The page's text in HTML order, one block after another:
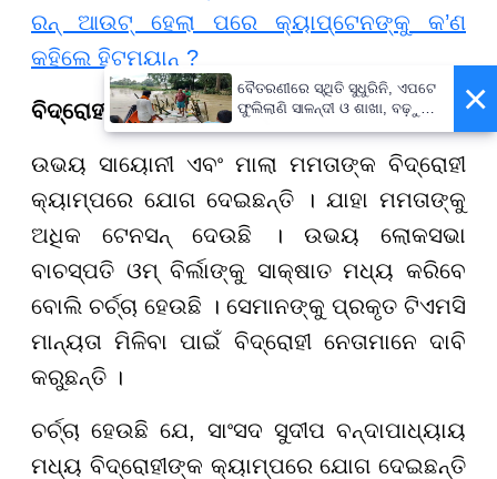
ରନ୍ ଆଉଟ୍ ହେଲା ପରେ କ୍ୟାପ୍ଟେନଙ୍କୁ କ’ଣ
କହିଲେ ହିଟମ୍ୟାନ୍ ?
ବିଦ୍ରୋହୀ ଟିମରେ ଦୁଇ ନେତ୍ରୀ
ଉଭୟ ସାୟୋନୀ ଏବଂ ମାଲା ମମତାଙ୍କ ବିଦ୍ରୋହୀ
କ୍ୟାମ୍ପରେ ଯୋଗ ଦେଇଛନ୍ତି । ଯାହା ମମତାଙ୍କୁ
ଅଧିକ ଟେନସନ୍ ଦେଉଛି । ଉଭୟ ଲୋକସଭା
ବାଚସ୍ପତି ଓମ୍ ବିର୍ଲାଙ୍କୁ ସାକ୍ଷାତ ମଧ୍ୟ କରିବେ
ବୋଲି ଚର୍ଚ୍ଚା ହେଉଛି । ସେମାନଙ୍କୁ ପ୍ରକୃତ ଟିଏମସି
ମାନ୍ୟତା ମିଳିବା ପାଇଁ ବିଦ୍ରୋହୀ ନେତାମାନେ ଦାବି
କରୁଛନ୍ତି ।
ଚର୍ଚ୍ଚା ହେଉଛି ଯେ, ସାଂସଦ ସୁଦୀପ ବନ୍ଦାପାଧ୍ୟାୟ
ମଧ୍ୟ ବିଦ୍ରୋହୀଙ୍କ କ୍ୟାମ୍ପରେ ଯୋଗ ଦେଇଛନ୍ତି
×
ବୈତରଣୀରେ ସ୍ଥିତି ସୁଧୁରିନି, ଏପଟେ
ଫୁଲିଲାଣି ସାଳନ୍ଦୀ ଓ ଶାଖା, ବଢ଼ୁଛି